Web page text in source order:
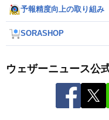
予報精度向上の取り組み
SORASHOP
ウェザーニュース公